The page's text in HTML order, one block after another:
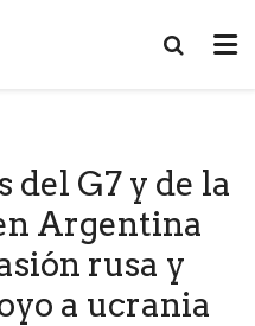
del G7 y de la
Argentina
rusa y
a ucrania